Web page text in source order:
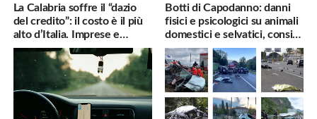
La Calabria soffre il “dazio
del credito”: il costo è il più
alto d’Italia. Imprese e
famiglie penalizzate
Botti di Capodanno: danni
fisici e psicologici su animali
domestici e selvatici, consigli
utili